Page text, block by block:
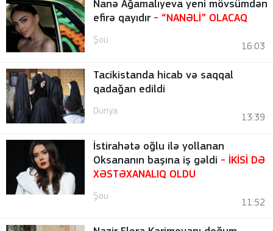
Nanə Ağamalıyeva yeni mövsümdən
efirə qayıdır - “NANƏLİ” OLACAQ
Şou
16:03
Tacikistanda hicab və saqqal
qadağan edildi
Dünya
13:39
İstirahətə oğlu ilə yollanan
Oksananın başına iş gəldi - İKİSİ DƏ
XƏSTƏXANALIQ OLDU
Şou
11:52